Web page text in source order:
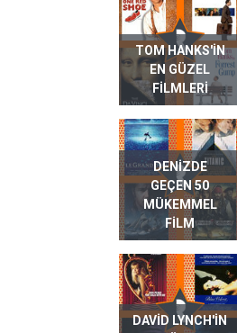
TOM HANKS'IN
EN GÜZEL
FILMLERI
DENIZDE
GEÇEN 50
MÜKEMMEL
FILM
DAVID LYNCH'IN